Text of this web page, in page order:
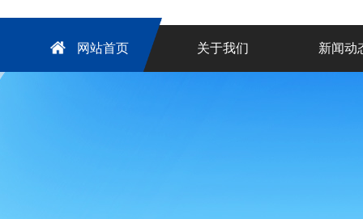
网站首页 关于我们 新闻动